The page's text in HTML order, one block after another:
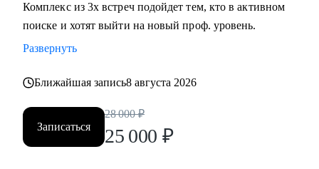
Комплекс из 3х встреч подойдет тем, кто в активном
поиске и хотят выйти на новый проф. уровень.
Развернуть
Ближайшая запись8 августа 2026
Записаться
28 000 ₽
25 000 ₽